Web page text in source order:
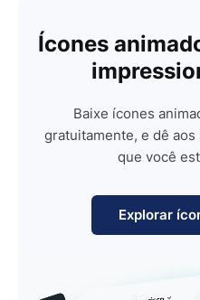
Ícones
Baixe ícones
gratuitamente, e dê
que você
Explorar